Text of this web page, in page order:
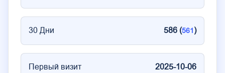
30 Дни 586 (561)
Первый визит 2025-10-06